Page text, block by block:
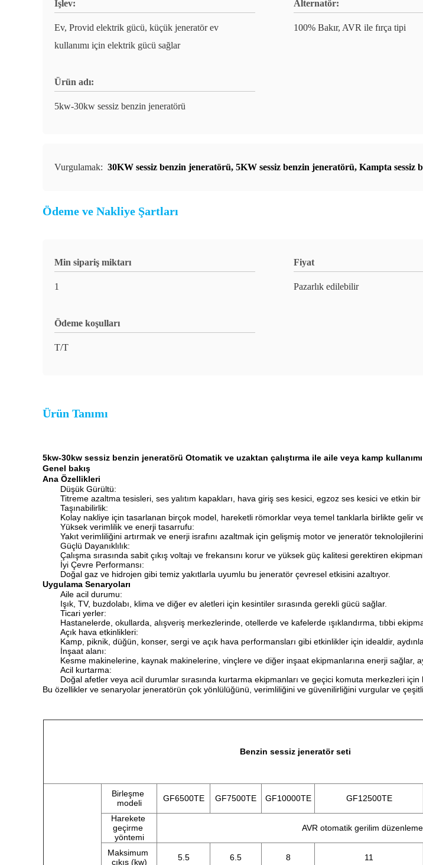
İşlev:
Ev, Provid elektrik gücü, küçük jeneratör ev
kullanımı için elektrik gücü sağlar
Alternatör:
100% Bakır, AVR ile fırça tipi
Ürün adı:
5kw-30kw sessiz benzin jeneratörü
Vurgulamak: 30KW sessiz benzin jeneratörü, 5KW sessiz benzin jeneratörü, Kampta sessiz
Ödeme ve Nakliye Şartları
Min sipariş miktarı
1
Fiyat
Pazarlık edilebilir
Ödeme koşulları
T/T
Ürün Tanımı
5kw-30kw sessiz benzin jeneratörü Otomatik ve uzaktan çalıştırma ile aile veya kamp
Genel bakış
Ana Özellikleri
Düşük Gürültü:
Titreme azaltma tesisleri, ses yalıtım kapakları, hava giriş ses kesici, egzoz ses kesici ve etkin
Taşınabilirlik:
Kolay nakliye için tasarlanan birçok model, hareketli römorklar veya temel tanklarla birlikte gelir
Yüksek verimlilik ve enerji tasarrufu:
Yakıt verimliliğini artırmak ve enerji israfını azaltmak için gelişmiş motor ve jeneratör
Güçlü Dayanıklılık:
Çalışma sırasında sabit çıkış voltajı ve frekansını korur ve yüksek güç kalitesi gerektiren
İyi Çevre Performansı:
Doğal gaz ve hidrojen gibi temiz yakıtlarla uyumlu bu jeneratör çevresel etkisini azaltıyor.
Uygulama Senaryoları
Aile acil durumu:
Işık, TV, buzdolabı, klima ve diğer ev aletleri için kesintiler sırasında gerekli gücü sağlar.
Ticari yerler:
Hastanelerde, okullarda, alışveriş merkezlerinde, otellerde ve kafelerde ışıklandırma, tıbbi
Açık hava etkinlikleri:
Kamp, piknik, düğün, konser, sergi ve açık hava performansları gibi etkinlikler için idealdir,
İnşaat alanı:
Kesme makinelerine, kaynak makinelerine, vinçlere ve diğer inşaat ekipmanlarına enerji sağlar,
Acil kurtarma:
Doğal afetler veya acil durumlar sırasında kurtarma ekipmanları ve geçici komuta merkezleri
Bu özellikler ve senaryolar jeneratörün çok yönlülüğünü, verimliliğini ve güvenilirliğini vurgular ve
Benzin sessiz jeneratör seti
Birleşme
modeli
GF6500TE GF7500TE GF10000TE GF12500TE
Harekete
geçirme
yöntemi
AVR otomatik gerilim düzenleme
Maksimum
çıkış (kw)
5.5 6.5 8 11